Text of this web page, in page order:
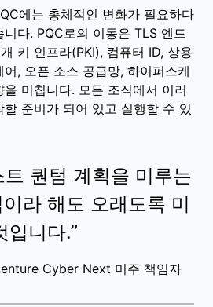
에는 총체적인 변화가 필요하다
다. PQC로의 이동은 TLS 엔드
키 인프라(PKI), 컴퓨터 ID, 상용
, 오픈 소스 공급망, 하이퍼스케
미칩니다. 모든 조직에서 이러
준비가 되어 있고 실행할 수 있
트 퀀텀 계획을 미루는
라 해도 오래도록 미
입니다.”
Cyber Next 미주 책임자